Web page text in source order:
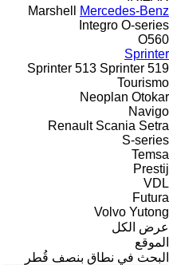
Marshell
Mercedes-Benz
Integro O-series
O560
Sprinter
Sprinter 513 Sprinter 519
Tourismo
Neoplan Otokar
Navigo
Renault Scania Setra
S-series
Temsa
Prestij
VDL
Futura
Volvo Yutong
عرض الكل
الموقع
البحث في نطاق بنصف قُطر